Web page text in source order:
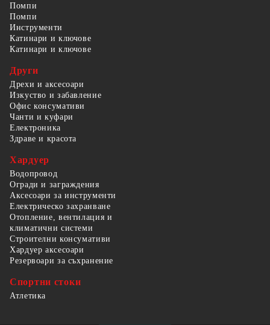
Помпи
Помпи
Инструменти
Катинари и ключове
Катинари и ключове
Други
Дрехи и аксесоари
Изкуство и забавление
Офис консумативи
Чанти и куфари
Електроника
Здраве и красота
Хардуер
Водопровод
Огради и заграждения
Аксесоари за инструменти
Електрическо захранване
Отопление, вентилация и
климатични системи
Строителни консумативи
Хардуер аксесоари
Резервоари за съхранение
Спортни стоки
Атлетика